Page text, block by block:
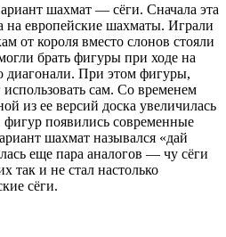
шахмат — сёги. Сначала эта
на европейские шахматы. Играли
от короля вместо слонов стояли
брать фигуры при ходе на
диагонали. При этом фигуры,
сам. Со временем
из ее версий доска увеличилась
фигур появились современные
шахмат назывался «дай
еще пара аналогов — чу сёги
так и не стал настолько
сёги.